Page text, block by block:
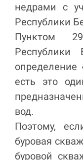
недрами с
Республики
Пунктом
Республики
определение
есть это
вод.
Поэтому,
буровая
буровой